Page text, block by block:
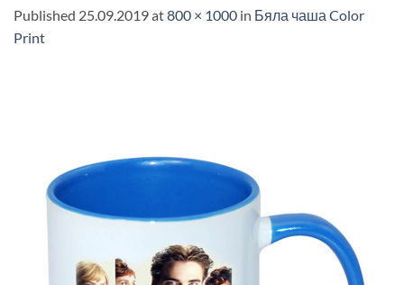
Published 25.09.2019at800 × 1000 in Бяла чаша Color
Print